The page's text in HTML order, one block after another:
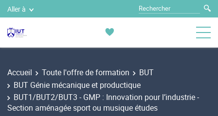
Aller à
Accueil Toute l'offre de formation
BUT
BUT Génie mécanique et productique
BUT1/BUT2/BUT3 - GMP : Innovation pour l’industrie -
Section aménagée sport ou musique études